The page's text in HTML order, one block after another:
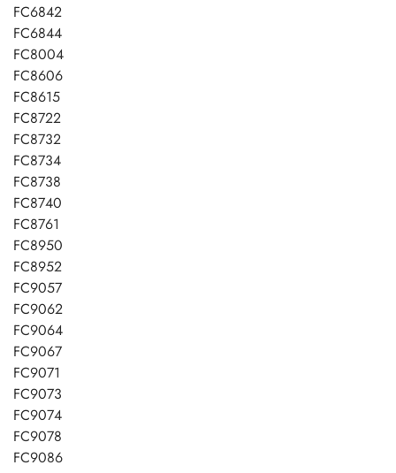
FC6842
FC6844
FC8004
FC8606
FC8615
FC8722
FC8732
FC8734
FC8738
FC8740
FC8761
FC8950
FC8952
FC9057
FC9062
FC9064
FC9067
FC9071
FC9073
FC9074
FC9078
FC9086